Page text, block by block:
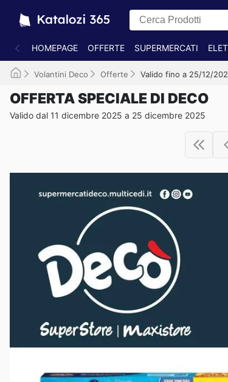
HOMEPAGE OFFERTE SUPERMERCATI
Volantini Deco Offerte Valido fino a 25/12/
OFFERTA SPECIALE DI DECO
Valido dal 11 dicembre 2025 a 25 dicembre 2025